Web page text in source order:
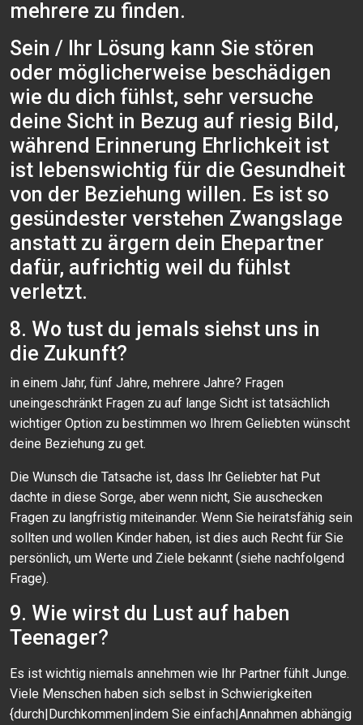
mehrere zu finden.
Sein / Ihr Lösung kann Sie stören
oder möglicherweise beschädigen
wie du dich fühlst, sehr versuche
deine Sicht in Bezug auf riesig Bild,
während Erinnerung Ehrlichkeit ist
ist lebenswichtig für die Gesundheit
von der Beziehung willen. Es ist so
gesündester verstehen Zwangslage
anstatt zu ärgern dein Ehepartner
dafür, aufrichtig weil du fühlst
verletzt.
8. Wo tust du jemals siehst uns in
die Zukunft?
in einem Jahr, fünf Jahre, mehrere Jahre? Fragen
uneingeschränkt Fragen zu auf lange Sicht ist tatsächlich
wichtiger Option zu bestimmen wo Ihrem Geliebten wünscht
deine Beziehung zu get.
Die Wunsch die Tatsache ist, dass Ihr Geliebter hat Put
dachte in diese Sorge, aber wenn nicht, Sie auschecken
Fragen zu langfristig miteinander. Wenn Sie heiratsfähig sein
sollten und wollen Kinder haben, ist dies auch Recht für Sie
persönlich, um Werte und Ziele bekannt (siehe nachfolgend
Frage).
9. Wie wirst du Lust auf haben
Teenager?
Es ist wichtig niemals annehmen wie Ihr Partner fühlt Junge.
Viele Menschen haben sich selbst in Schwierigkeiten
{durch|Durchkommen|indem Sie einfach|Annahmen abhängig